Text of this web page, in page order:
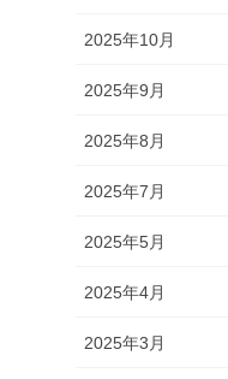
2025年10月
2025年9月
2025年8月
2025年7月
2025年5月
2025年4月
2025年3月